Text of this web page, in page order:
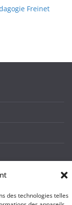
des technologies telles
Freinet
droits réservés.